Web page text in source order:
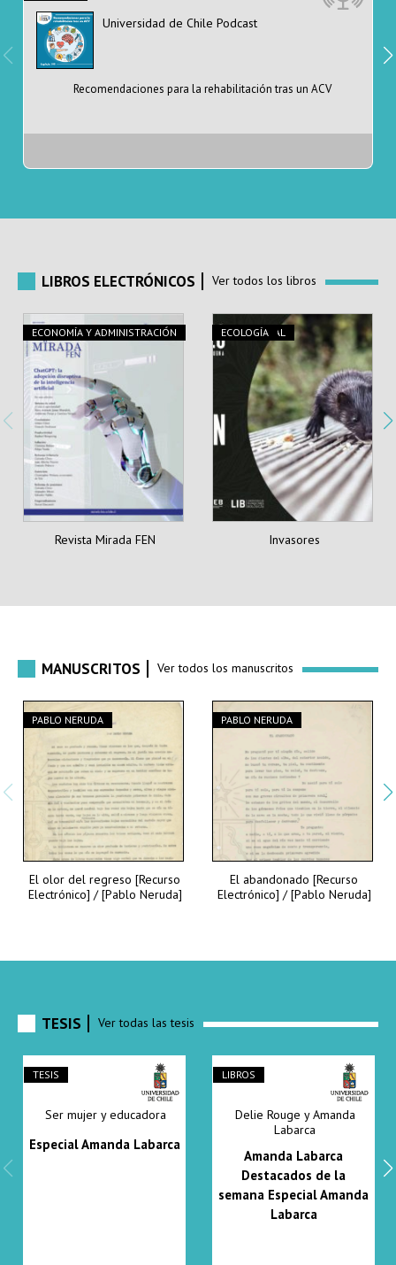
Universidad de Chile Podcast
Recomendaciones para la rehabilitación tras un ACV
LIBROS ELECTRÓNICOS Ver todos los libros
ECONOMÍA Y ADMINISTRACIÓN
Revista Mirada FEN
AUDIOVISUAL
ECOLOGÍA
Invasores
MANUSCRITOS Ver todos los manuscritos
PABLO NERUDA
El olor del regreso [Recurso
Electrónico] / [Pablo Neruda]
PABLO NERUDA
El abandonado [Recurso
Electrónico] / [Pablo Neruda]
TESIS Ver todas las tesis
TESIS
Ser mujer y educadora
Especial Amanda Labarca
LIBROS
Delie Rouge y Amanda
Labarca
Amanda Labarca
Destacados de la
semana Especial Amanda
Labarca